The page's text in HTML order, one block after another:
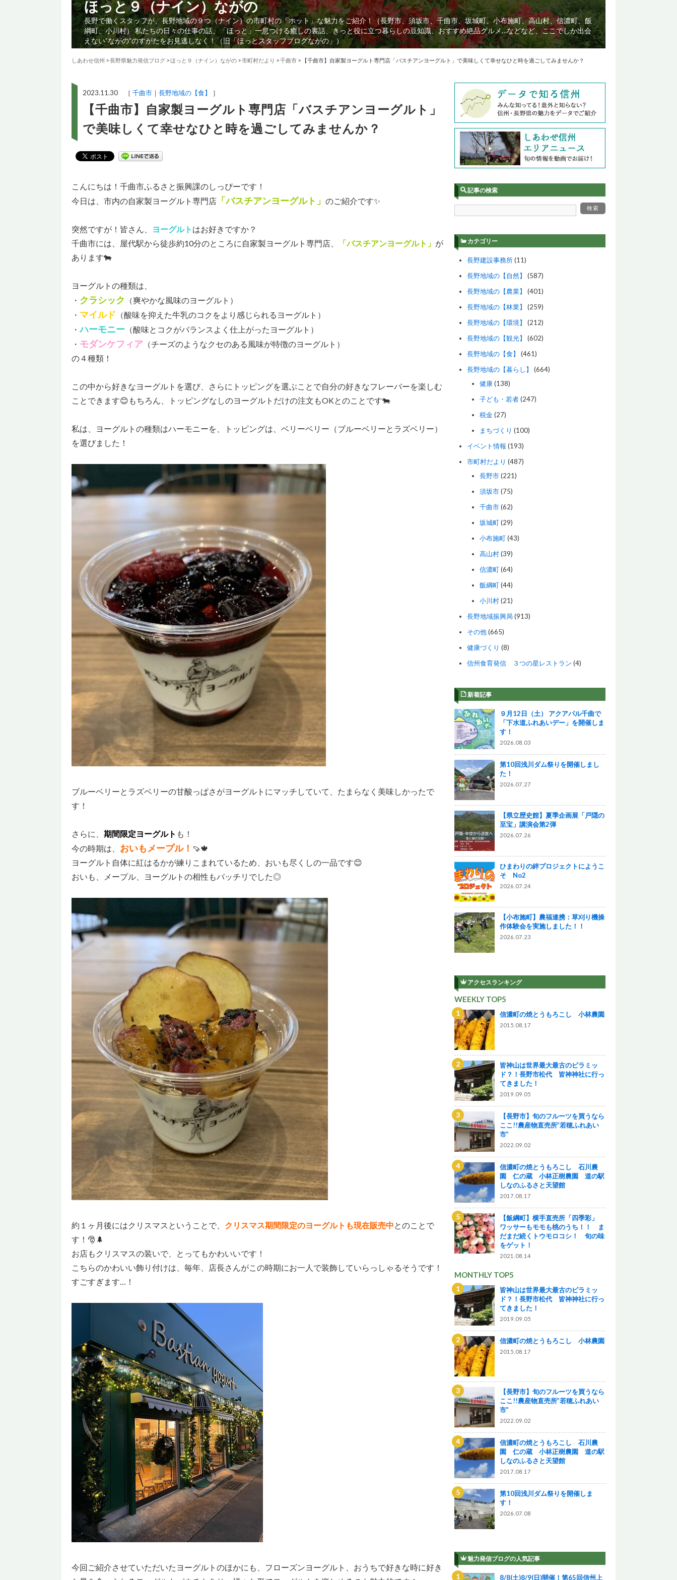
ほっと９（ナイン）ながの
長野で働くスタッフが、長野地域の９つ（ナイン）の市町村の「ホット」な魅力をご紹介！（長野市、須坂市、千曲市、坂城町、小布施町、高山村、信濃町、飯
綱町、小川村） 私たちの日々の仕事の話、「ほっと」一息つける癒しの裏話、きっと役に立つ暮らしの豆知識、おすすめ絶品グルメ…などなど、ここでしか出会
えない”ながの”のすがたをお見逃しなく！（旧「ほっとスタッフブログながの」）
しあわせ信州 >長野県魅力発信ブログ >ほっと９（ナイン）ながの >市町村だより >千曲市 > 【千曲市】自家製ヨーグルト専門店「バスチアンヨーグルト」で美味しくて幸せなひと時を過ごしてみませんか？
2023.11.30 ［ 千曲市 長野地域の【食】 ］
【千曲市】自家製ヨーグルト専門店「バスチアンヨーグルト」
で美味しくて幸せなひと時を過ごしてみませんか？
こんにちは！千曲市ふるさと振興課のしっぴーです！
今日は、市内の自家製ヨーグルト専門店 「バスチアンヨーグルト」 のご紹介です✨
突然ですが！皆さん、 ヨーグルト はお好きですか？
千曲市には、屋代駅から徒歩約10分のところに自家製ヨーグルト専門店、
「バスチアンヨーグルト」 が
あります🐄
ヨーグルトの種類は、
・ クラシック
（爽やかな風味のヨーグルト）
・ マイルド （酸味を抑えた牛乳のコクをより感じられるヨーグルト）
・ハーモニー （酸味とコクがバランスよく仕上がったヨーグルト）
・ モダンケフィア （チーズのようなクセのある風味が特徴のヨーグルト）
の４種類！
この中から好きなヨーグルトを選び、さらにトッピングを選ぶことで自分の好きなフレーバーを楽しむ
ことできます😊もちろん、トッピングなしのヨーグルトだけの注文もOKとのことです🐄
私は、ヨーグルトの種類はハーモニーを、トッピングは、ベリーベリー（ブルーベリーとラズベリー）
を選びました！
ブルーベリーとラズベリーの甘酸っぱさがヨーグルトにマッチしていて、たまらなく美味しかったで
す！
さらに、 期間限定ヨーグルト も！
今の時期は、 おいもメープル！ 🍠🍁
ヨーグルト自体に紅はるかが練りこまれているため、おいも尽くしの一品です😊
おいも、メープル、ヨーグルトの相性もバッチリでした◎
約１ヶ月後にはクリスマスということで、 クリスマス期間限定のヨーグルトも現在販売中とのことで
す！🎅🌲
お店もクリスマスの装いで、とってもかわいいです！
こちらのかわいい飾り付けは、毎年、店長さんがこの時期にお一人で装飾していらっしゃるそうです！
すごすぎます…！
今回ご紹介させていただいたヨーグルトのほかにも、フローズンヨーグルト、おうちで好きな時に好き
記事の検索
カテゴリー
長野建設事務所(11)
長野地域の【自然】
(587)
長野地域の【農業】
(401)
長野地域の【林業】
(259)
長野地域の【環境】
(212)
長野地域の【観光】
(602)
長野地域の【食】
(461)
長野地域の【暮らし】
(664)
健康(138)
子ども・若者(247)
税金(27)
まちづくり (100)
イベント情報 (193)
市町村だより (487)
長野市(221)
須坂市(75)
千曲市(62)
坂城町(29)
小布施町(43)
高山村(39)
信濃町(64)
飯綱町(44)
小川村(21)
長野地域振興局 (913)
その他(665)
健康づくり (8)
信州食育発信 ３つの星レストラン (4)
新着記事
９月12日（土） アクアパル千曲で
「下水道ふれあいデー」を開催しま
す！
2026.08.03
第10回浅川ダム祭りを開催しまし
た！
2026.07.27
【県立歴史館】夏季企画展「戸隠の
至宝」講演会第2弾
2026.07.26
ひまわりの絆プロジェクトにようこ
そ No2
2026.07.24
【小布施町】農福連携：草刈り機操
作体験会を実施しました！！
2026.07.23
アクセスランキング
WEEKLY TOP5
信濃町の焼とうもろこし 小林農園
2015.08.17
皆神山は世界最大最古のピラミッ
ド？！長野市松代 皆神神社に行っ
てきました！
2019.09.05
【長野市】旬のフルーツを買うなら
ここ!!農産物直売所”若穂ふれあい
市”
2022.09.02
信濃町の焼とうもろこし 石川農
園 仁の蔵 小林正樹農園 道の駅
しなのふるさと天望館
2017.08.17
【飯綱町】横手直売所「四季彩」
ワッサーもモモも桃のうち！！ ま
だまだ続くトウモロコシ！ 旬の味
をゲット！
2021.08.14
MONTHLY TOP5
皆神山は世界最大最古のピラミッ
ド？！長野市松代 皆神神社に行っ
てきました！
2019.09.05
信濃町の焼とうもろこし 小林農園
2015.08.17
【長野市】旬のフルーツを買うなら
ここ!!農産物直売所”若穂ふれあい
市”
2022.09.02
信濃町の焼とうもろこし 石川農
園 仁の蔵 小林正樹農園 道の駅
しなのふるさと天望館
2017.08.17
第10回浅川ダム祭りを開催しま
す！
2026.07.08
魅力発信ブログの人気記事
8/8(土)8/9(日)開催！第65回信州上